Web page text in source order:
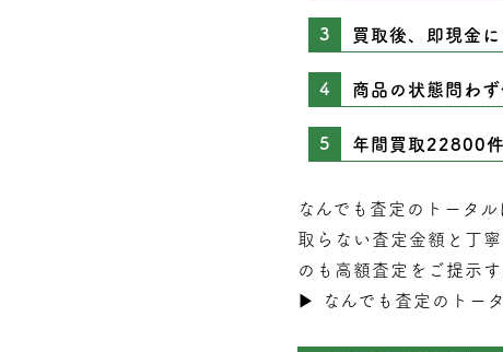
買取後、即現金
商品の状態問わ
年間買取22800
なんでも査定のトータ
取らない査定 金額と丁
のも高額査定をご提示
▶︎
なんでも査定のトー